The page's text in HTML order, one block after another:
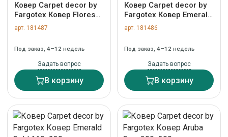
Ковер Carpet decor by
Fargotex Ковер Flores
Blue 160х230 см арт.
C1416
арт. 181487
Под заказ, 4–12 недель
Задать вопрос
В корзину
Ковер Carpet decor by
Fargotex Ковер Emerald
Gold 200х300 см арт.
C1415
арт. 181486
Под заказ, 4–12 недель
Задать вопрос
В корзину